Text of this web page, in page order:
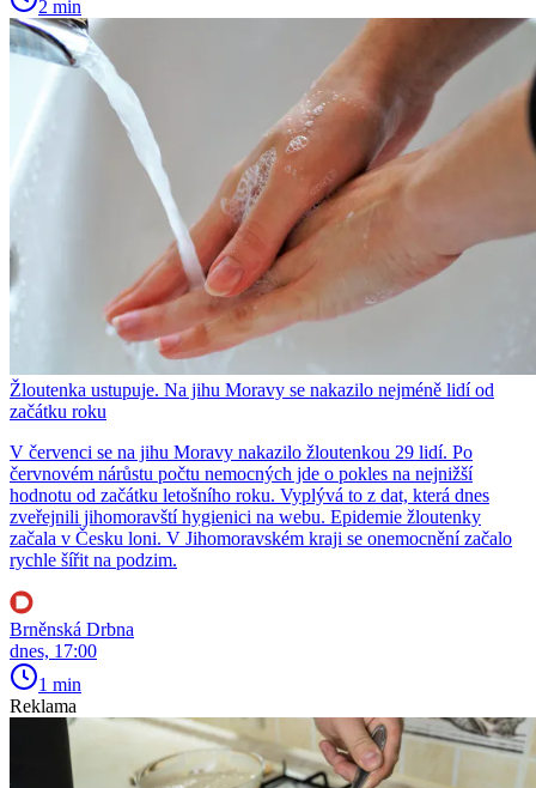
2 min
Žloutenka ustupuje. Na jihu Moravy se nakazilo nejméně lidí od
začátku roku
V červenci se na jihu Moravy nakazilo žloutenkou 29 lidí. Po
červnovém nárůstu počtu nemocných jde o pokles na nejnižší
hodnotu od začátku letošního roku. Vyplývá to z dat, která dnes
zveřejnili jihomoravští hygienici na webu. Epidemie žloutenky
začala v Česku loni. V Jihomoravském kraji se onemocnění začalo
rychle šířit na podzim.
Brněnská Drbna
dnes, 17:00
1 min
Reklama